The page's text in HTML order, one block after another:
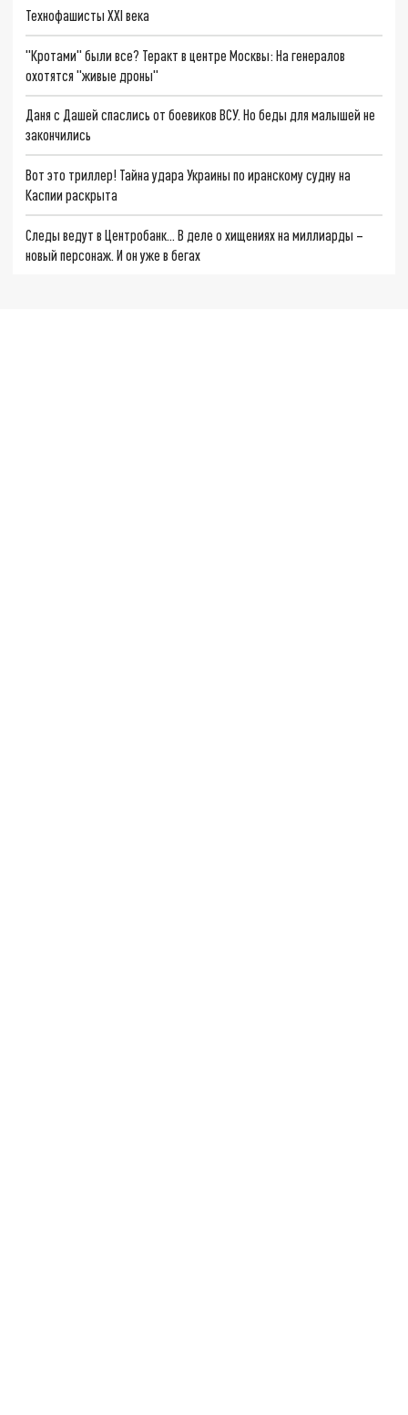
Технофашисты XXI века
"Кротами" были все? Теракт в центре Москвы: На генералов
охотятся "живые дроны"
Даня с Дашей спаслись от боевиков ВСУ. Но беды для малышей не
закончились
Вот это триллер! Тайна удара Украины по иранскому судну на
Каспии раскрыта
Следы ведут в Центробанк… В деле о хищениях на миллиарды –
новый персонаж. И он уже в бегах